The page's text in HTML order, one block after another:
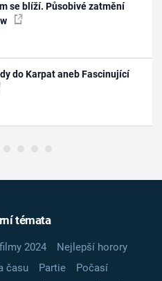
se blíží. Působivé zatmění
do Karpat aneb Fascinující
témata
2024
Nejlepší horory
času Partie
Počasí